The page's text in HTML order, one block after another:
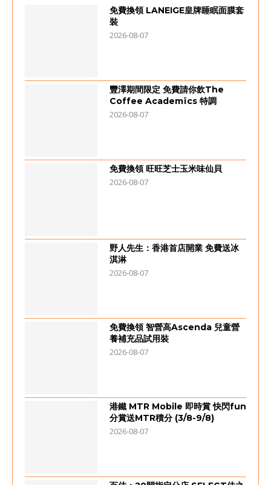
免費換領 LANEIGE皇牌睡眠面膜套
裝
2026-08-07
豐澤期間限定 免費請你飲The
Coffee Academïcs 特調
2026-08-07
免費換領 旺旺芝士玉米味仙貝
2026-08-07
野人先生：香港首店開業 免費送冰
淇淋
2026-08-07
免費換領 智營高Ascenda 兒童營
養補充品試用裝
2026-08-07
港鐵 MTR Mobile 即時賞 快閃fun
分賞送MTR積分 (3/8-9/8)
2026-08-07